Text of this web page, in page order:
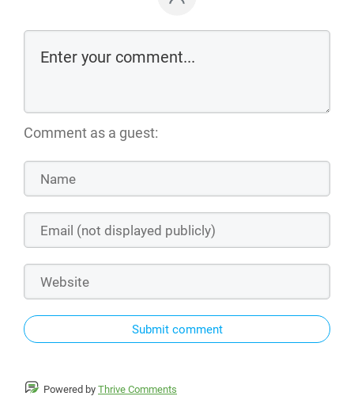
Comment as a guest:
Submit comment
Powered by Thrive Comments